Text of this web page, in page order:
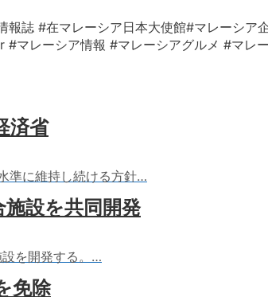
誌 #在マレーシア日本大使館#マレーシア
マレーシア情報 #マレーシアグルメ #マレ
済省
準に維持し続ける方針…
設を共同開発
を開発する。…
免除